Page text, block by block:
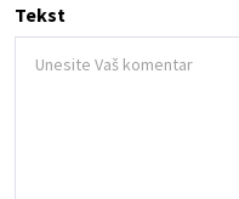
Tekst